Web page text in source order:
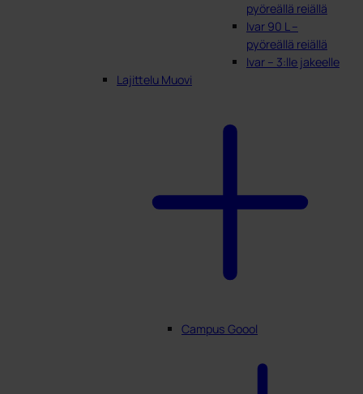
pyöreällä reiällä
Ivar 90 L –
pyöreällä reiällä
Ivar – 3:lle jakeelle
Lajittelu Muovi
Campus Goool